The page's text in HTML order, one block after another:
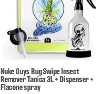
Nuke Guys Bug Swipe Insect
Remover Tanica 3L + Dispenser +
Flacone spray